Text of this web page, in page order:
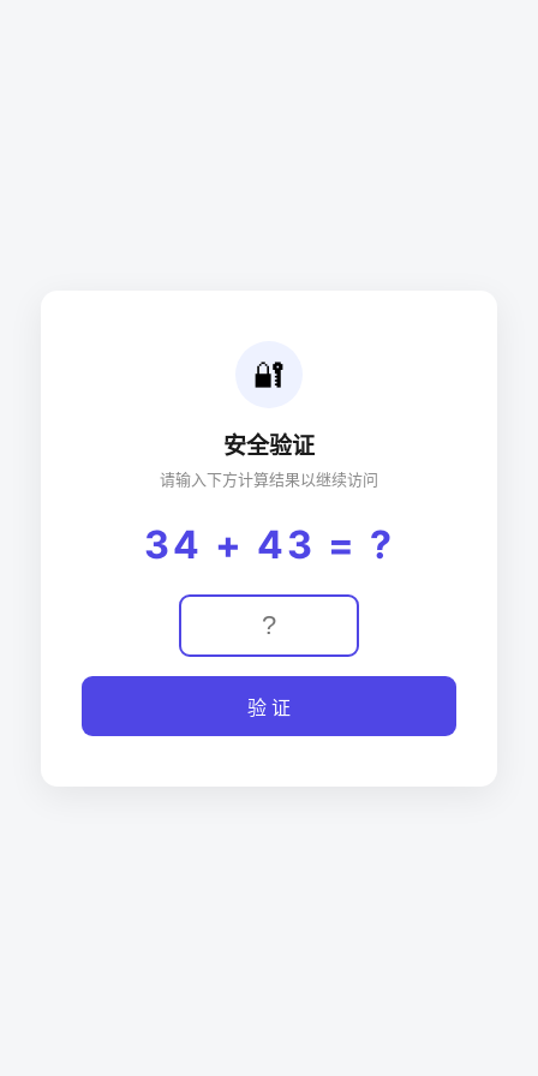
🔐
安全验证
请输入下方计算结果以继续访问
34 + 43 = ?
验 证